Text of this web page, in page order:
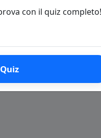
con il quiz completo!